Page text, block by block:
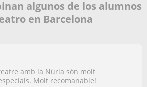
algunos de los alumnos
en Barcelona
amb la Núria són molt
Molt recomanable!